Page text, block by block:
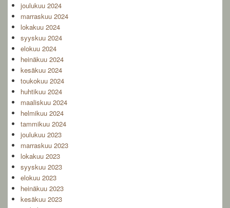
joulukuu 2024
marraskuu 2024
lokakuu 2024
syyskuu 2024
elokuu 2024
heinäkuu 2024
kesäkuu 2024
toukokuu 2024
huhtikuu 2024
maaliskuu 2024
helmikuu 2024
tammikuu 2024
joulukuu 2023
marraskuu 2023
lokakuu 2023
syyskuu 2023
elokuu 2023
heinäkuu 2023
kesäkuu 2023